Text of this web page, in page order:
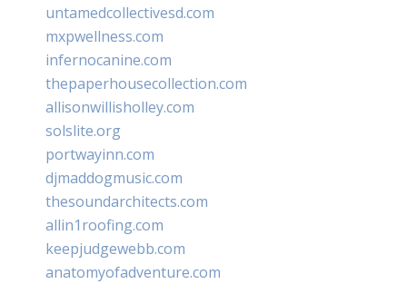
untamedcollectivesd.com
mxpwellness.com
infernocanine.com
thepaperhousecollection.com
allisonwillisholley.com
solslite.org
portwayinn.com
djmaddogmusic.com
thesoundarchitects.com
allin1roofing.com
keepjudgewebb.com
anatomyofadventure.com